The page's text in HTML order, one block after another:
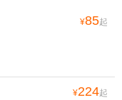
¥85起
¥224起